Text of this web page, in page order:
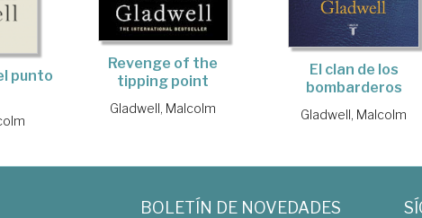
punto
Revenge of the
tipping point
Gladwell, Malcolm
El clan de los
bombarderos
Gladwell, Malcolm
BOLETÍN DE NOVEDADES